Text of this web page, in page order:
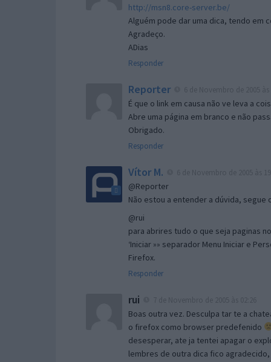
http://msn8.core-server.be/
Alguém pode dar uma dica, tendo em
Agradeço.
ADias
Responder
Reporter
É que o link em causa não ve leva a
Abre uma página em branco e não
Obrigado.
Responder
Vítor M.
@Reporter
Não estou a entender a dúvida,
@rui
para abrires tudo o que seja paginas
‘Iniciar »» separador Menu Iniciar e
Firefox.
Responder
rui
Boas outra vez. Desculpa tar te a
o firefox como browser predefenido
desesperar, ate ja tentei apagar o
lembres de outra dica fico